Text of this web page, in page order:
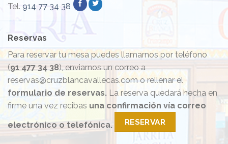
Tel. 914 77 34 38
Reservas
Para reservar tu mesa puedes llamarnos por teléfono
(91 477 34 38), enviarnos un correo a
reservas@cruzblancavallecas.com o rellenar el
formulario de reservas. La reserva quedará hecha en
firme una vez recibas una confirmación vía correo
electrónico o telefónica. RESERVAR